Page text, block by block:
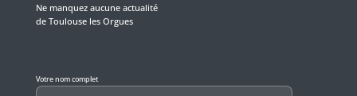
Ne manquez aucune actualité
de Toulouse les Orgues
Votre nom complet